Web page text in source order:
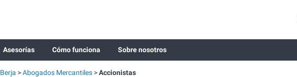
Asesorías Cómo funciona Sobre nosotros
Berja Abogados Mercantiles Accionistas